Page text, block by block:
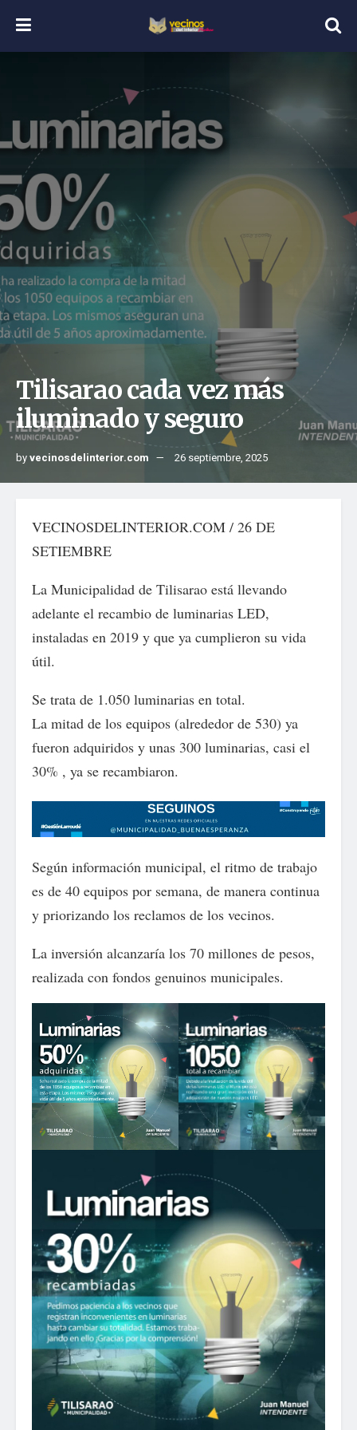
Tilisarao cada vez más
iluminado y seguro
byvecinosdelinterior.com 26 septiembre, 2025
VECINOSDELINTERIOR.COM / 26 DE
SETIEMBRE
La Municipalidad de Tilisarao está llevando
adelante el recambio de luminarias LED,
instaladas en 2019 y que ya cumplieron su vida
útil.
Se trata de 1.050 luminarias en total.
La mitad de los equipos (alrededor de 530) ya
fueron adquiridos y unas 300 luminarias, casi el
30% , ya se recambiaron.
Según información municipal, el ritmo de trabajo
es de 40 equipos por semana, de manera continua
y priorizando los reclamos de los vecinos.
La inversión alcanzaría los 70 millones de pesos,
realizada con fondos genuinos municipales.